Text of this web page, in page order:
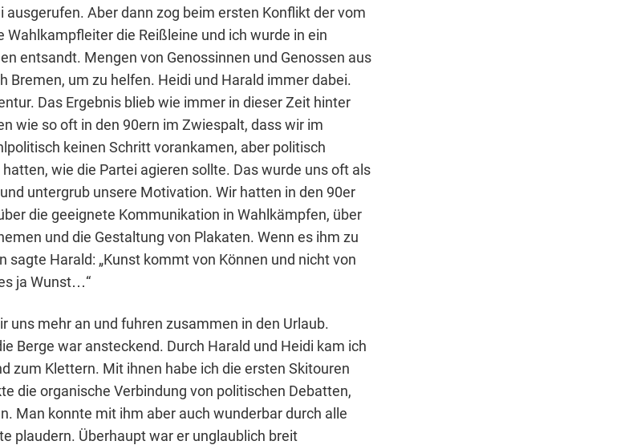
ausgerufen. Aber dann zog beim ersten Konflikt der vom
die Reißleine und ich wurde in ein
entsandt. Mengen von Genossinnen und Genossen aus
Bremen, um zu helfen. Heidi und Harald immer dabei.
Das Ergebnis blieb wie immer in dieser Zeit hinter
wie so oft in den 90ern im Zwiespalt, dass wir im
keinen Schritt vorankamen, aber politisch
wie die Partei agieren sollte. Das wurde uns oft als
untergrub unsere Motivation. Wir hatten in den 90er
die geeignete Kommunikation in Wahlkämpfen, über
und die Gestaltung von Plakaten. Wenn es ihm zu
sagte Harald: „Kunst kommt von Können und nicht von
ja Wunst…“
uns mehr an und fuhren zusammen in den Urlaub.
Berge war ansteckend. Durch Harald und Heidi kam ich
zum Klettern. Mit ihnen habe ich die ersten Skitouren
die organische Verbindung von politischen Debatten,
Man konnte mit ihm aber auch wunderbar durch alle
plaudern. Überhaupt war er unglaublich breit